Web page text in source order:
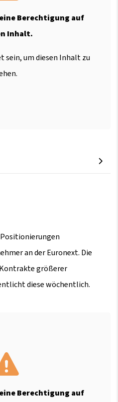
Berechtigung auf
Inhalt.
sein, um diesen Inhalt zu
Positionierungen
an der Euronext. Die
größerer
diese wöchentlich.
Berechtigung auf